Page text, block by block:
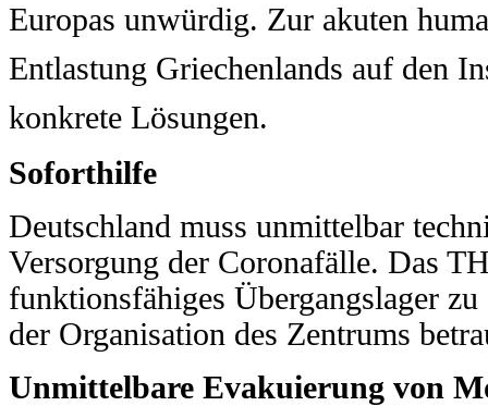
Europas unwürdig. Zur akuten
Entlastung Griechenlands auf den
konkrete Lösungen.
Soforthilfe
Deutschland muss unmittelbar
Versorgung der Coronafälle. Das
funktionsfähiges Übergangslager zu
der Organisation des Zentrums
Unmittelbare Evakuierung von